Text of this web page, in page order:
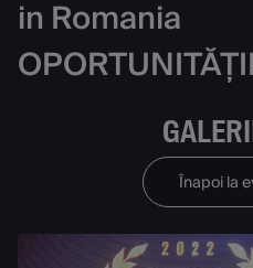
in Romania
Înapoi la